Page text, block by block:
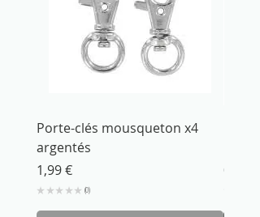
Porte-clés mousqueton x4
argentés
Prix
1,99 €
★ ★ ★ ★ ★ 0
0
Prix
0,99 €